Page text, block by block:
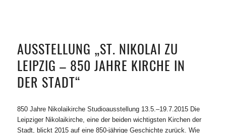
AUSSTELLUNG „ST. NIKOLAI ZU
LEIPZIG – 850 JAHRE KIRCHE IN
DER STADT“
850 Jahre Nikolaikirche Studioausstellung 13.5.–19.7.2015 Die
Leipziger Nikolaikirche, eine der beiden wichtigsten Kirchen der
Stadt, blickt 2015 auf eine 850-jährige Geschichte zurück. Wie